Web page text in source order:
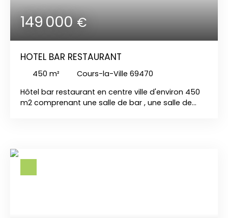
149 000€
HOTEL BAR RESTAURANT
450 m²
Cours-la-Ville 69470
Hôtel bar restaurant en centre ville d'environ 450
m2 comprenant une salle de bar , une salle de
l'établissement